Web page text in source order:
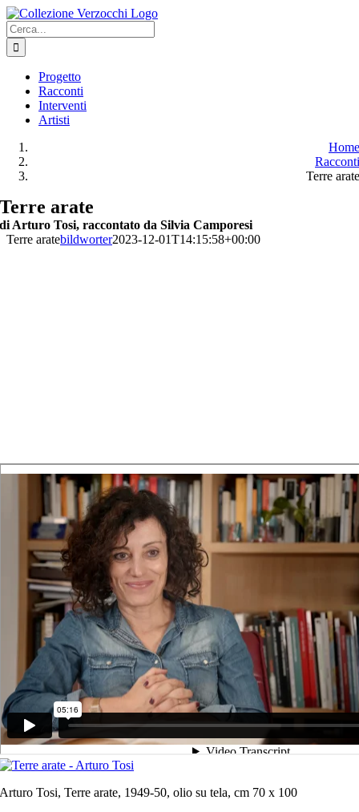
Salta
al
contenuto
Cerca
per:
Progetto
Racconti
Interventi
Artisti
Home
Racconti
Terre arate
Terre arate
di Arturo Tosi, raccontato da Silvia Camporesi
Terre aratebildworter2023-12-01T14:15:58+00:00
Arturo Tosi, Terre arate, 1949-50, olio su tela, cm 70 x 100